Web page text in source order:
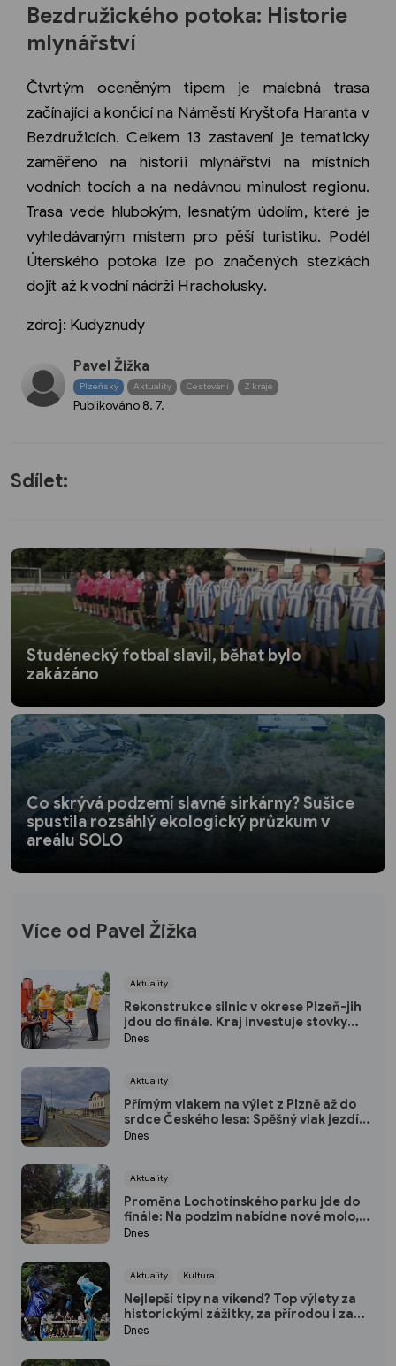
Bezdružického potoka: Historie
mlynářství
Čtvrtým oceněným tipem je malebná trasa
začínající a končící na Náměstí Kryštofa Haranta v
Bezdružicích. Celkem 13 zastavení je tematicky
zaměřeno na historii mlynářství na místních
vodních tocích a na nedávnou minulost regionu.
Trasa vede hlubokým, lesnatým údolím, které je
vyhledávaným místem pro pěší turistiku. Podél
Úterského potoka lze po značených stezkách
dojít až k vodní nádrži Hracholusky.
zdroj: Kudyznudy
Pavel Žižka
Plzeňský Aktuality Cestování Z kraje
Publikováno 8. 7.
Sdílet:
Studénecký fotbal slavil, běhat bylo
zakázáno
Co skrývá podzemí slavné sirkárny? Sušice
spustila rozsáhlý ekologický průzkum v
areálu SOLO
Více od Pavel Žižka
Aktuality
Rekonstrukce silnic v okrese Plzeň-jih
jdou do finále. Kraj investuje stovky
milionů do nových povrchů i moderních
Dnes
Aktuality
Přímým vlakem na výlet z Plzně až do
srdce Českého lesa: Spěšný vlak jezdí
každou sobotu až do října
Dnes
Aktuality
Proměna Lochotínského parku jde do
finále: Na podzim nabídne nové molo,
cvičební prvky i vodopád
Dnes
Aktuality Kultura
Nejlepší tipy na víkend? Top výlety za
historickými zážitky, za přírodou i za
kulturou
Dnes